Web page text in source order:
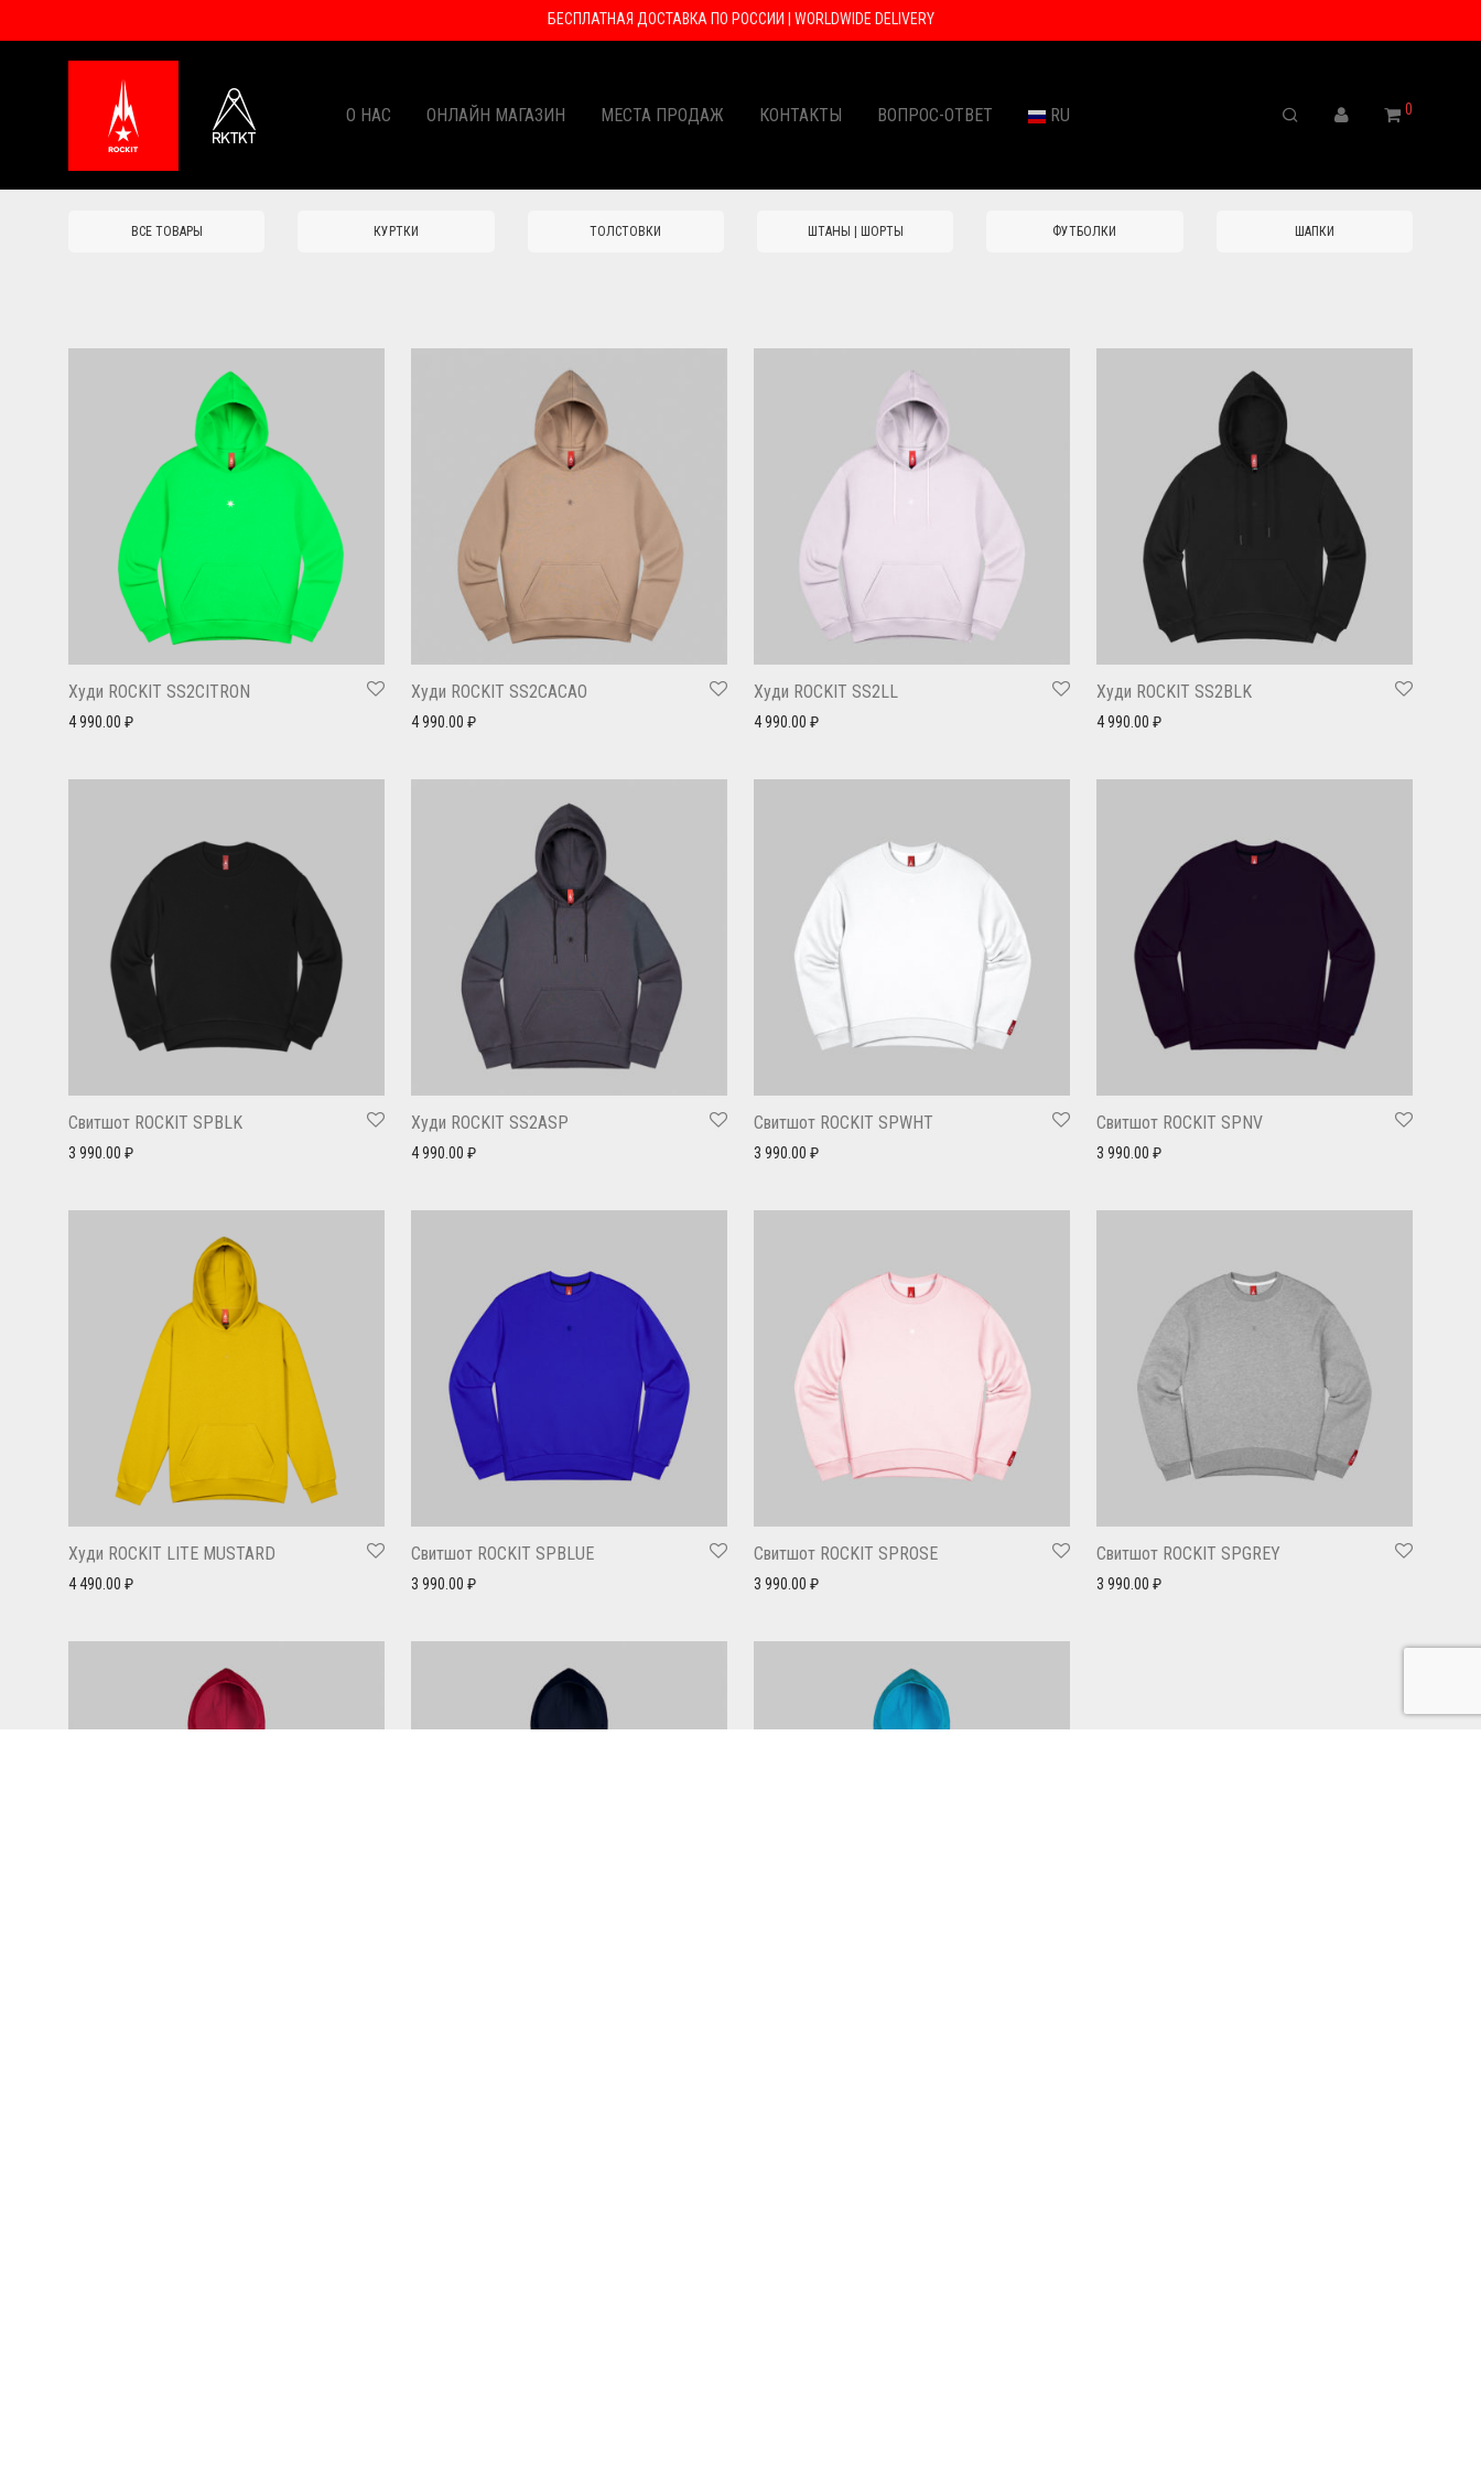
БЕСПЛАТНАЯ ДОСТАВКА ПО РОССИИ | WORLDWIDE DELIVERY
О НАС ОНЛАЙН МАГАЗИН МЕСТА ПРОДАЖ КОНТАКТЫ ВОПРОС-ОТВЕТ RU 0
ВСЕ ТОВАРЫ КУРТКИ ТОЛСТОВКИ ШТАНЫ | ШОРТЫ ФУТБОЛКИ ШАПКИ
Худи ROCKIT SS2CITRON
4 990.00 ₽
Худи ROCKIT SS2CACAO
4 990.00 ₽
Худи ROCKIT SS2LL
4 990.00 ₽
Худи ROCKIT SS2BLK
4 990.00 ₽
Свитшот ROCKIT SPBLK
3 990.00 ₽
Худи ROCKIT SS2ASP
4 990.00 ₽
Свитшот ROCKIT SPWHT
3 990.00 ₽
Свитшот ROCKIT SPNV
3 990.00 ₽
Худи ROCKIT LITE MUSTARD
4 490.00 ₽
Свитшот ROCKIT SPBLUE
3 990.00 ₽
Свитшот ROCKIT SPROSE
3 990.00 ₽
Свитшот ROCKIT SPGREY
3 990.00 ₽